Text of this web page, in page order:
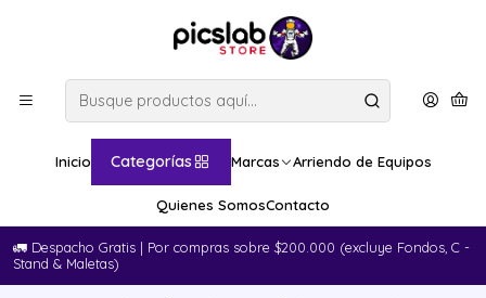
Inicio Categorías Marcas Arriendo de Equipos
Quienes SomosContacto
🚛​ Despacho Gratis | Por compras sobre $200.000 (excluye Fondos, C -
Stand & Maletas)